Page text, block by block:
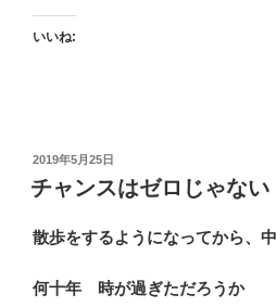
いいね:
投
稿
日:
2019年5月25日
チャンスはゼロじゃない
散歩をするようになってから、
何十年 時が過ぎただろうか